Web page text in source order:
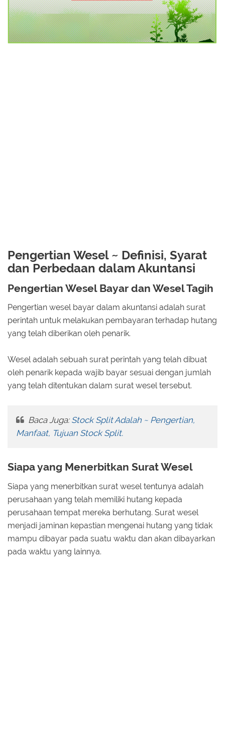
Pengertian Wesel ~ Definisi, Syarat
dan Perbedaan dalam Akuntansi
Pengertian Wesel Bayar dan Wesel Tagih
Pengertian wesel bayar dalam akuntansi adalah surat
perintah untuk melakukan pembayaran terhadap hutang
yang telah diberikan oleh penarik.
Wesel adalah sebuah surat perintah yang telah dibuat
oleh penarik kepada wajib bayar sesuai dengan jumlah
yang telah ditentukan dalam surat wesel tersebut.
Baca Juga: Stock Split Adalah ~ Pengertian,
Manfaat, Tujuan Stock Split.
Siapa yang Menerbitkan Surat Wesel
Siapa yang menerbitkan surat wesel tentunya adalah
perusahaan yang telah memiliki hutang kepada
perusahaan tempat mereka berhutang. Surat wesel
menjadi jaminan kepastian mengenai hutang yang tidak
mampu dibayar pada suatu waktu dan akan dibayarkan
pada waktu yang lainnya.